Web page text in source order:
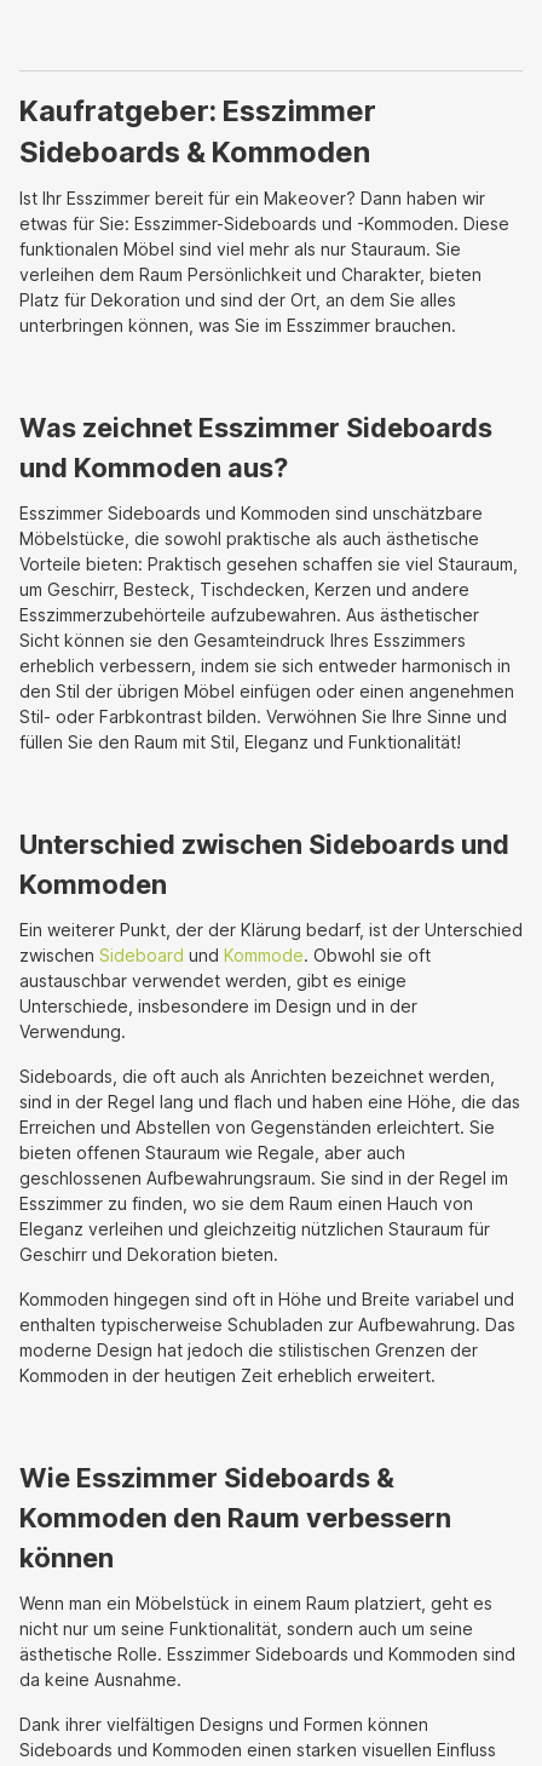
Kaufratgeber: Esszimmer
Sideboards & Kommoden
Ist Ihr Esszimmer bereit für ein Makeover? Dann haben wir
etwas für Sie: Esszimmer-Sideboards und -Kommoden. Diese
funktionalen Möbel sind viel mehr als nur Stauraum. Sie
verleihen dem Raum Persönlichkeit und Charakter, bieten
Platz für Dekoration und sind der Ort, an dem Sie alles
unterbringen können, was Sie im Esszimmer brauchen.
Was zeichnet Esszimmer Sideboards
und Kommoden aus?
Esszimmer Sideboards und Kommoden sind unschätzbare
Möbelstücke, die sowohl praktische als auch ästhetische
Vorteile bieten: Praktisch gesehen schaffen sie viel Stauraum,
um Geschirr, Besteck, Tischdecken, Kerzen und andere
Esszimmerzubehörteile aufzubewahren. Aus ästhetischer
Sicht können sie den Gesamteindruck Ihres Esszimmers
erheblich verbessern, indem sie sich entweder harmonisch in
den Stil der übrigen Möbel einfügen oder einen angenehmen
Stil- oder Farbkontrast bilden. Verwöhnen Sie Ihre Sinne und
füllen Sie den Raum mit Stil, Eleganz und Funktionalität!
Unterschied zwischen Sideboards und
Kommoden
Ein weiterer Punkt, der der Klärung bedarf, ist der Unterschied
zwischen Sideboard und Kommode. Obwohl sie oft
austauschbar verwendet werden, gibt es einige
Unterschiede, insbesondere im Design und in der
Verwendung.
Sideboards, die oft auch als Anrichten bezeichnet werden,
sind in der Regel lang und flach und haben eine Höhe, die das
Erreichen und Abstellen von Gegenständen erleichtert. Sie
bieten offenen Stauraum wie Regale, aber auch
geschlossenen Aufbewahrungsraum. Sie sind in der Regel im
Esszimmer zu finden, wo sie dem Raum einen Hauch von
Eleganz verleihen und gleichzeitig nützlichen Stauraum für
Geschirr und Dekoration bieten.
Kommoden hingegen sind oft in Höhe und Breite variabel und
enthalten typischerweise Schubladen zur Aufbewahrung. Das
moderne Design hat jedoch die stilistischen Grenzen der
Kommoden in der heutigen Zeit erheblich erweitert.
Wie Esszimmer Sideboards &
Kommoden den Raum verbessern
können
Wenn man ein Möbelstück in einem Raum platziert, geht es
nicht nur um seine Funktionalität, sondern auch um seine
ästhetische Rolle. Esszimmer Sideboards und Kommoden sind
da keine Ausnahme.
Dank ihrer vielfältigen Designs und Formen können
Sideboards und Kommoden einen starken visuellen Einfluss